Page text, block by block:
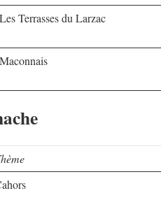
Les Terrasses du Larzac
Maconnais